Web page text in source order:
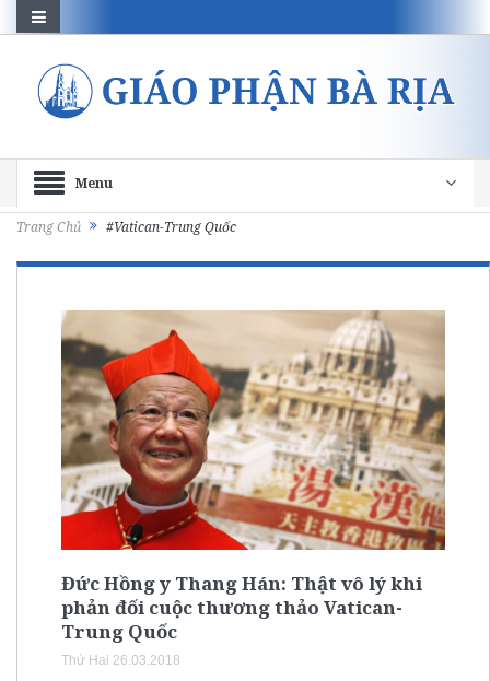
Menu
Trang Chủ #Vatican-Trung Quốc
Đức Hồng y Thang Hán: Thật vô lý khi
phản đối cuộc thương thảo Vatican-
Trung Quốc
Thứ Hai 26.03.2018